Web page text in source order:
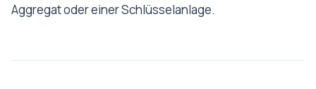
Aggregat oder einer Schlüsselanlage.